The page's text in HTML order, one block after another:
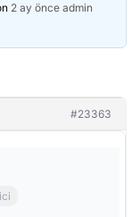
2 ay önce admin
#23363